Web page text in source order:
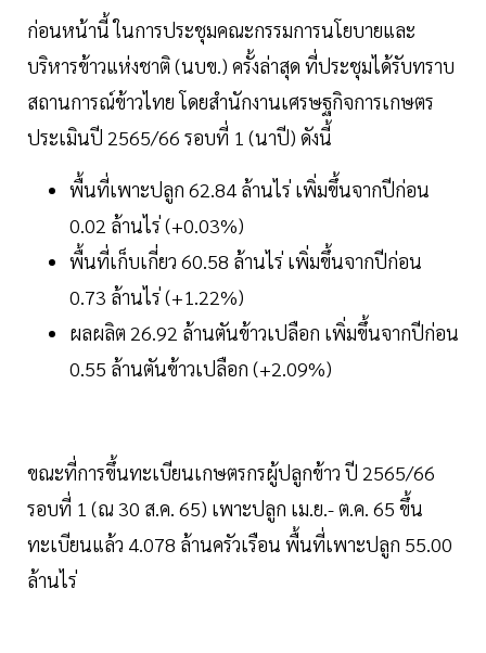
ก่อนหน้านี้ ในการประชุมคณะกรรมการนโยบายและ
บริหารข้าวแห่งชาติ (นบข.) ครั้งล่าสุด ที่ประชุมได้รับทราบ
สถานการณ์ข้าวไทย โดยสำนักงานเศรษฐกิจการเกษตร
ประเมินปี 2565/66 รอบที่ 1 (นาปี) ดังนี้
พื้นที่เพาะปลูก 62.84 ล้านไร่ เพิ่มขึ้นจากปีก่อน
0.02 ล้านไร่ (+0.03%)
พื้นที่เก็บเกี่ยว 60.58 ล้านไร่ เพิ่มขึ้นจากปีก่อน
0.73 ล้านไร่ (+1.22%)
ผลผลิต 26.92 ล้านตันข้าวเปลือก เพิ่มขึ้นจากปีก่อน
0.55 ล้านตันข้าวเปลือก (+2.09%)
ขณะที่การขึ้นทะเบียนเกษตรกรผู้ปลูกข้าว ปี 2565/66
รอบที่ 1 (ณ 30 ส.ค. 65) เพาะปลูก เม.ย.- ต.ค. 65 ขึ้น
ทะเบียนแล้ว 4.078 ล้านครัวเรือน พื้นที่เพาะปลูก 55.00
ล้านไร่